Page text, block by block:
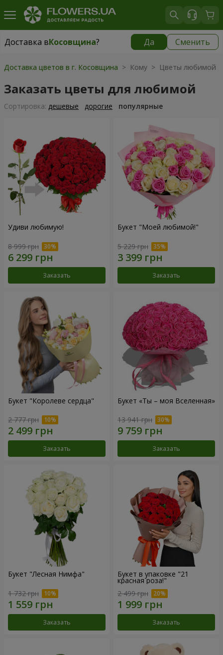
Доставка вКосовщина? Да Сменить
Доставка вКосовщина|
Доставка цветов в г. Косовщина > Кому > Цветы любимой
Заказать цветы для любимой
Cортировка: дешевые дорогие популярные
Удиви любимую!
8 999 грн
Заказать
Букет "Моей любимой!"
5 229 грн
Заказать
Букет "Королеве сердца"
2 777 грн
Заказать
Букет «Ты – моя Вселенная»
13 941 грн
Заказать
Букет "Лесная Нимфа"
1 732 грн
Заказать
Букет в упаковке "21
красная роза!"
2 499 грн
Заказать